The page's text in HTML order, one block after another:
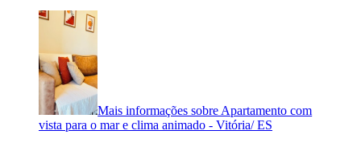
Mais informações sobre Apartamento com
vista para o mar e clima animado - Vitória/ ES